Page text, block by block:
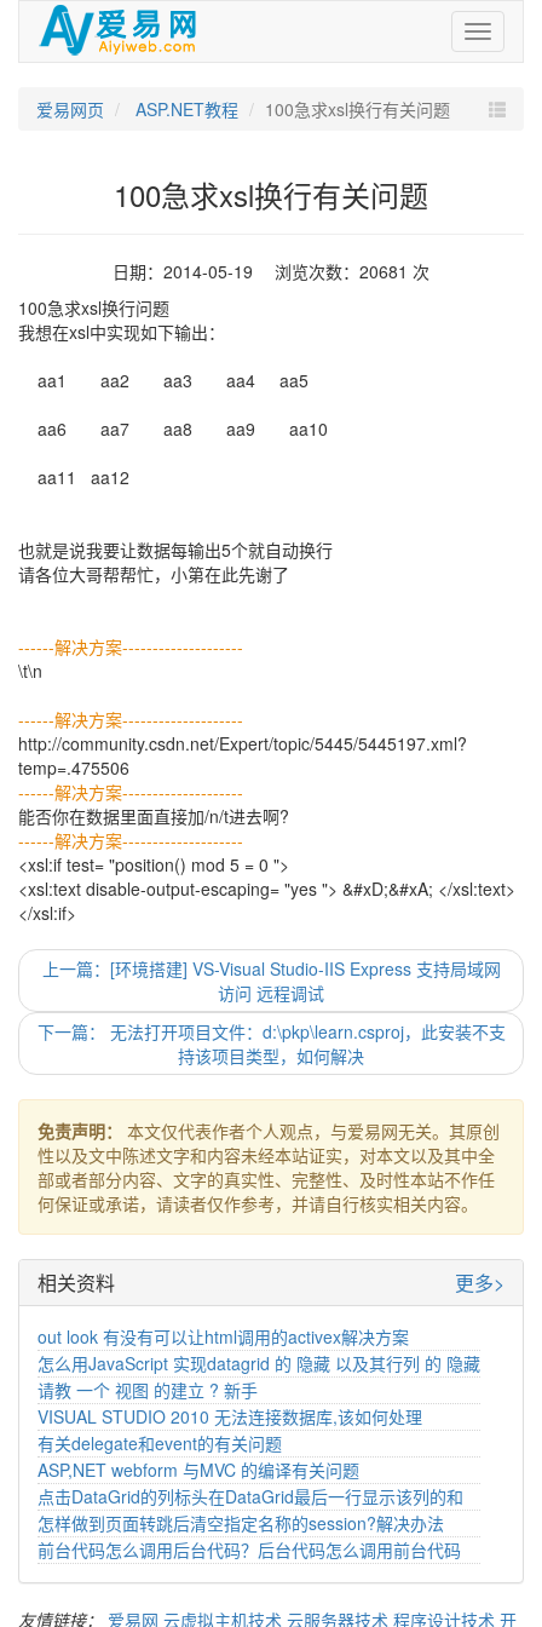
爱
易
爱易网页
ASP.NET教程 100急求xsl换行有关问题
100急求xsl换行有关问题
日期：2014-05-19 浏览次数：20681 次
100急求xsl换行问题
我想在xsl中实现如下输出：
aa1 aa2 aa3 aa4 aa5
aa6 aa7 aa8 aa9 aa10
aa11 aa12
也就是说我要让数据每输出5个就自动换行
请各位大哥帮帮忙，小第在此先谢了
------解决方案--------------------
\t\n
------解决方案--------------------
http://community.csdn.net/Expert/topic/5445/5445197.xml?
temp=.475506
------解决方案--------------------
能否你在数据里面直接加/n/t进去啊?
------解决方案--------------------
<xsl:if test= "position() mod 5 = 0 ">
<xsl:text disable-output-escaping= "yes "> &#xD;&#xA; </xsl:text>
</xsl:if>
上一篇：[环境搭建] VS-Visual Studio-IIS Express 支持局域网
访问 远程调试
下一篇： 无法打开项目文件：d:\pkp\learn.csproj，此安装不支
持该项目类型，如何解决
免责声明：
本文仅代表作者个人观点，与爱易网无关。其原创
性以及文中陈述文字和内容未经本站证实，对本文以及其中全
部或者部分内容、文字的真实性、完整性、及时性本站不作任
何保证或承诺，请读者仅作参考，并请自行核实相关内容。
相关资料 更多>
out look 有没有可以让html调用的activex解决方案
怎么用JavaScript 实现datagrid 的 隐藏 以及其行列 的 隐藏
请教 一个 视图 的建立 ? 新手
VISUAL STUDIO 2010 无法连接数据库,该如何处理
有关delegate和event的有关问题
ASP,NET webform 与MVC 的编译有关问题
点击DataGrid的列标头在DataGrid最后一行显示该列的和
怎样做到页面转跳后清空指定名称的session?解决办法
前台代码怎么调用后台代码？后台代码怎么调用前台代码
友情链接： 爱易网 云虚拟主机技术 云服务器技术 程序设计技术 开